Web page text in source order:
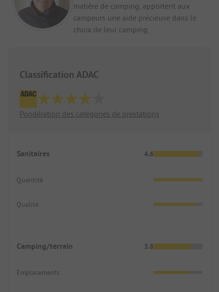
matière de camping, apportent aux
campeurs une aide précieuse dans le
choix de leur camping.
Classification ADAC
Pondération des catégories de prestations
Sanitaires 4.6
Quantité
Qualité
Camping/terrain 3.8
Emplacements